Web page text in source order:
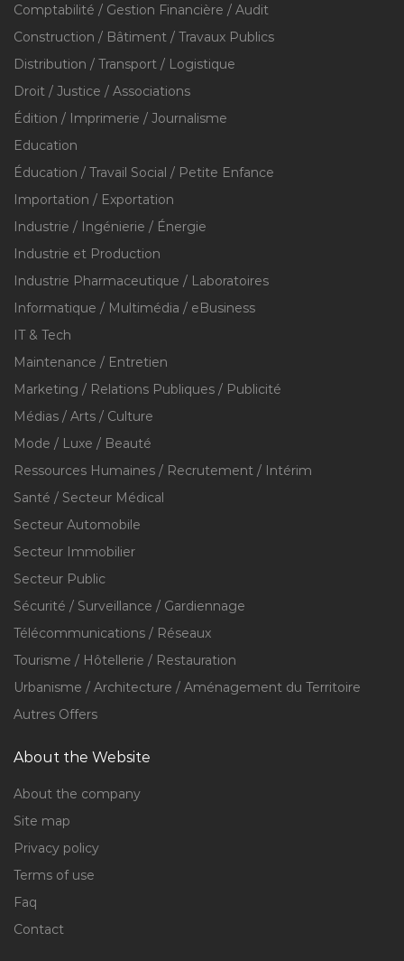
Comptabilité / Gestion Financière / Audit
Construction / Bâtiment / Travaux Publics
Distribution / Transport / Logistique
Droit / Justice / Associations
Édition / Imprimerie / Journalisme
Education
Éducation / Travail Social / Petite Enfance
Importation / Exportation
Industrie / Ingénierie / Énergie
Industrie et Production
Industrie Pharmaceutique / Laboratoires
Informatique / Multimédia / eBusiness
IT & Tech
Maintenance / Entretien
Marketing / Relations Publiques / Publicité
Médias / Arts / Culture
Mode / Luxe / Beauté
Ressources Humaines / Recrutement / Intérim
Santé / Secteur Médical
Secteur Automobile
Secteur Immobilier
Secteur Public
Sécurité / Surveillance / Gardiennage
Télécommunications / Réseaux
Tourisme / Hôtellerie / Restauration
Urbanisme / Architecture / Aménagement du Territoire
Autres Offers
About the Website
About the company
Site map
Privacy policy
Terms of use
Faq
Contact